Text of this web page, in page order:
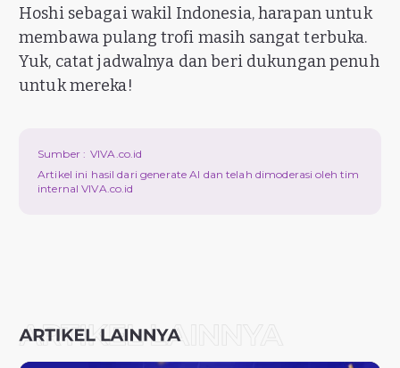
Hoshi sebagai wakil Indonesia, harapan untuk
membawa pulang trofi masih sangat terbuka.
Yuk, catat jadwalnya dan beri dukungan penuh
untuk mereka!
Sumber : VIVA.co.id
Artikel ini hasil dari generate AI dan telah dimoderasi oleh tim
internal VIVA.co.id